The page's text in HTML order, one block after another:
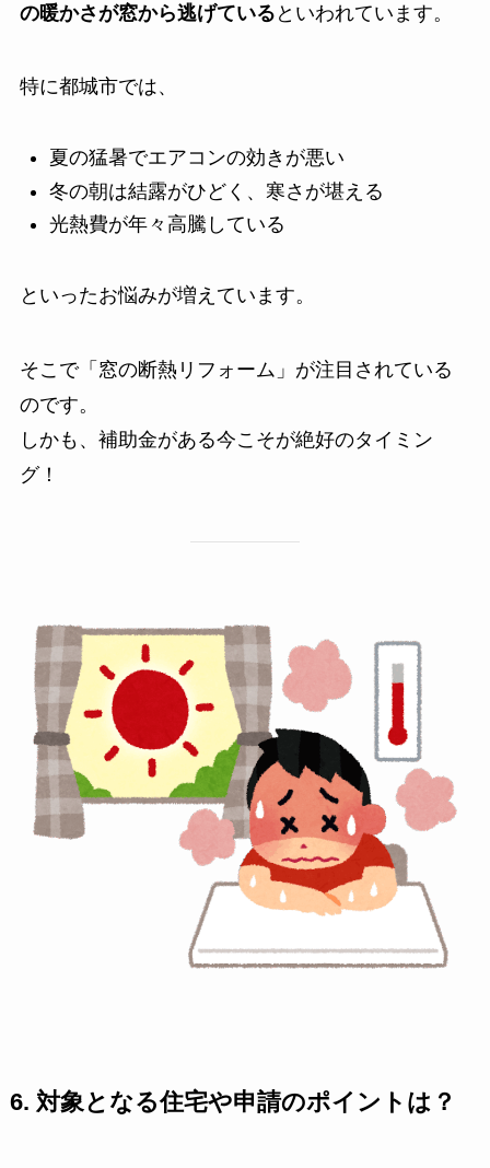
の暖かさが窓から逃げている といわれています。
特に都城市では、
夏の猛暑でエアコンの効きが悪い
冬の朝は結露がひどく、寒さが堪える
光熱費が年々高騰している
といったお悩みが増えています。
そこで「窓の断熱リフォーム」が注目されている
のです。
しかも、補助金がある今こそが絶好のタイミン
グ！
6. 対象となる住宅や申請のポイントは？